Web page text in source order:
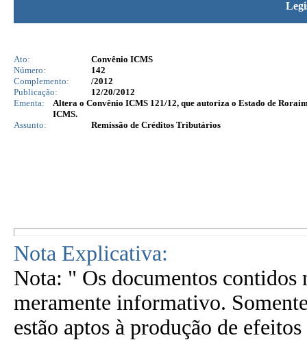
Ato:
Convênio ICMS
Número:
142
Complemento:
/2012
Publicação:
12/20/2012
Ementa:
Altera o Convênio ICMS 121/12, que autoriza o Estado de
ICMS.
Assunto:
Remissão de Créditos Tributários
Nota Explicativa:
Nota: " Os documentos contidos
meramente informativo.
estão aptos à produção de